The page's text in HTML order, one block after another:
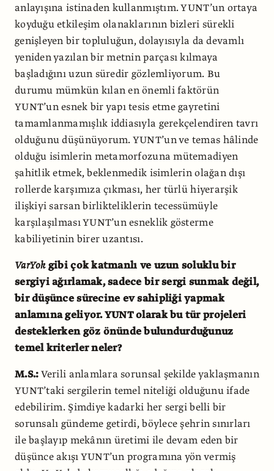
anlayışına istinaden kullanmıştım. YUNT’un ortaya
koyduğu etkileşim olanaklarının bizleri sürekli
genişleyen bir topluluğun, dolayısıyla da devamlı
yeniden yazılan bir metnin parçası kılmaya
başladığını uzun süredir gözlemliyorum. Bu
durumu mümkün kılan en önemli faktörün
YUNT’un esnek bir yapı tesis etme gayretini
tamamlanmamışlık iddiasıyla gerekçelendiren tavrı
olduğunu düşünüyorum. YUNT’un ve temas hâlinde
olduğu isimlerin metamorfozuna mütemadiyen
şahitlik etmek, beklenmedik isimlerin olağan dışı
rollerde karşımıza çıkması, her türlü hiyerarşik
ilişkiyi sarsan birlikteliklerin tecessümüyle
karşılaşılması YUNT’un esneklik gösterme
kabiliyetinin birer uzantısı.
VarYokgibi çok katmanlı ve uzun soluklu bir
sergiyi ağırlamak, sadece bir sergi sunmak değil,
bir düşünce sürecine ev sahipliği yapmak
anlamına geliyor. YUNT olarak bu tür projeleri
desteklerken göz önünde bulundurduğunuz
temel kriterler neler?
M.S.:Verili anlamlara sorunsal şekilde yaklaşmanın
YUNT’taki sergilerin temel niteliği olduğunu ifade
edebilirim. Şimdiye kadarki her sergi belli bir
sorunsalı gündeme getirdi, böylece şehrin sınırları
ile başlayıp mekânın üretimi ile devam eden bir
düşünce akışı YUNT’un programına yön vermiş